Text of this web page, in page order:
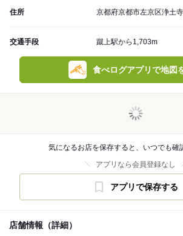
住所 京都府京都市左京区浄土
交通手段 蹴上駅から1,703m
食べログアプリで地図
気になるお店を保存すると、いつでも確
アプリなら会員登録なし
アプリで保存する
店舗情報（詳細）